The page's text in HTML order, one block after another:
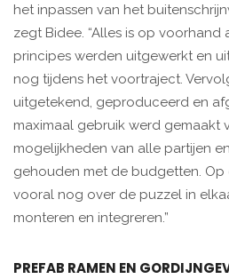
het inpassen van het
zegt Bidee. “Alles is op voorhand
principes werden uitgewerkt en
nog tijdens het voortraject.
uitgetekend, geproduceerd en
maximaal gebruik werd gemaakt
mogelijkheden van alle partijen
gehouden met de budgetten.
vooral nog over de puzzel in
monteren en integreren.”
PREFAB RAMEN EN